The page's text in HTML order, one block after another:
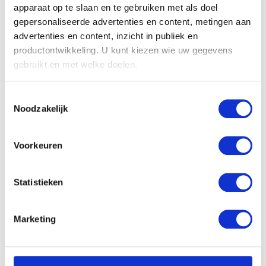
apparaat op te slaan en te gebruiken met als doel
gepersonaliseerde advertenties en content, metingen aan
advertenties en content, inzicht in publiek en
productontwikkeling. U kunt kiezen wie uw gegevens
gebruikt en met welke doelen.
Informatie verzamelen over uw geografische
locatie, die tot een paar meter nauwkeurig kan zijn
scannen op specifieke eigenschappen (fingerprinting)
detailgedeeltein.
U kunt uw toestemming op elk moment wijzigen of
We gebruiken cookies om content en advertenties te
personaliseren, om functies voor social media te bieden
en om ons websiteverkeer te analyseren. Ook delen we
Noodzakelijk
Voorkeuren
Statistieken
Marketing